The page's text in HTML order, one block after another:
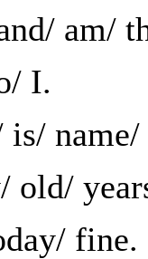
am/
I.
old/
fine.